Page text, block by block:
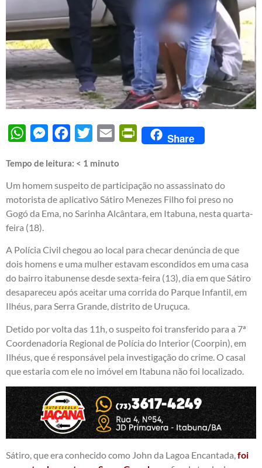
WhatsAppMessengerFacebook
Twitter Email PrintFriendly
Share
Tempo de leitura: < 1 minuto
Um homem suspeito de participação no assassinato do
motorista de aplicativo Sátiro Menezes Filho foi preso no
Gogó da Ema, no Sarinha Alcântara, em Itabuna, nesta quarta-
feira (18).
A Polícia Civil chegou ao local para checar denúncia de que
dois homens e uma mulher estavam escondidos em uma casa
do bairro itabunense desde sexta-feira (13), dia em que Sátiro
desapareceu após aceitar uma corrida do Parque Infantil, em
Ilhéus, para Serra Grande, distrito de Uruçuca.
Detido por volta das 11h, o suspeito foi transferido para a 7ª
Coordenadoria Regional de Polícia do Interior (Coorpin), em
Ilhéus, que é responsável pela investigação do crime. O casal
que estaria com ele no imóvel em Itabuna não foi localizado.
Sátiro, que era conhecido como John da Lagoa Encantada,foi